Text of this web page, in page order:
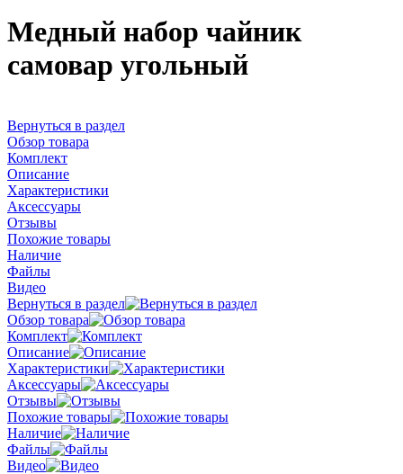
Медный набор чайник
самовар угольный
Вернуться в раздел
Обзор товара
Комплект
Описание
Характеристики
Аксессуары
Отзывы
Похожие товары
Наличие
Файлы
Видео
Вернуться в раздел
Обзор товара
Комплект
Описание
Характеристики
Аксессуары
Отзывы
Похожие товары
Наличие
Файлы
Видео